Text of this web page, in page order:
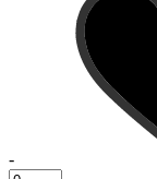
-